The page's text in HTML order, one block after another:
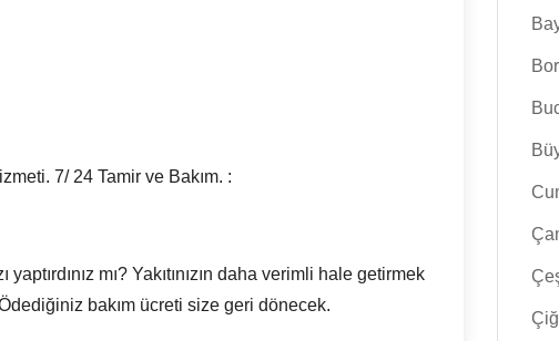
7/ 24 Tamir ve Bakım. :
mı? Yakıtınızın daha verimli hale getirmek
Ödediğiniz bakım ücreti size geri dönecek.